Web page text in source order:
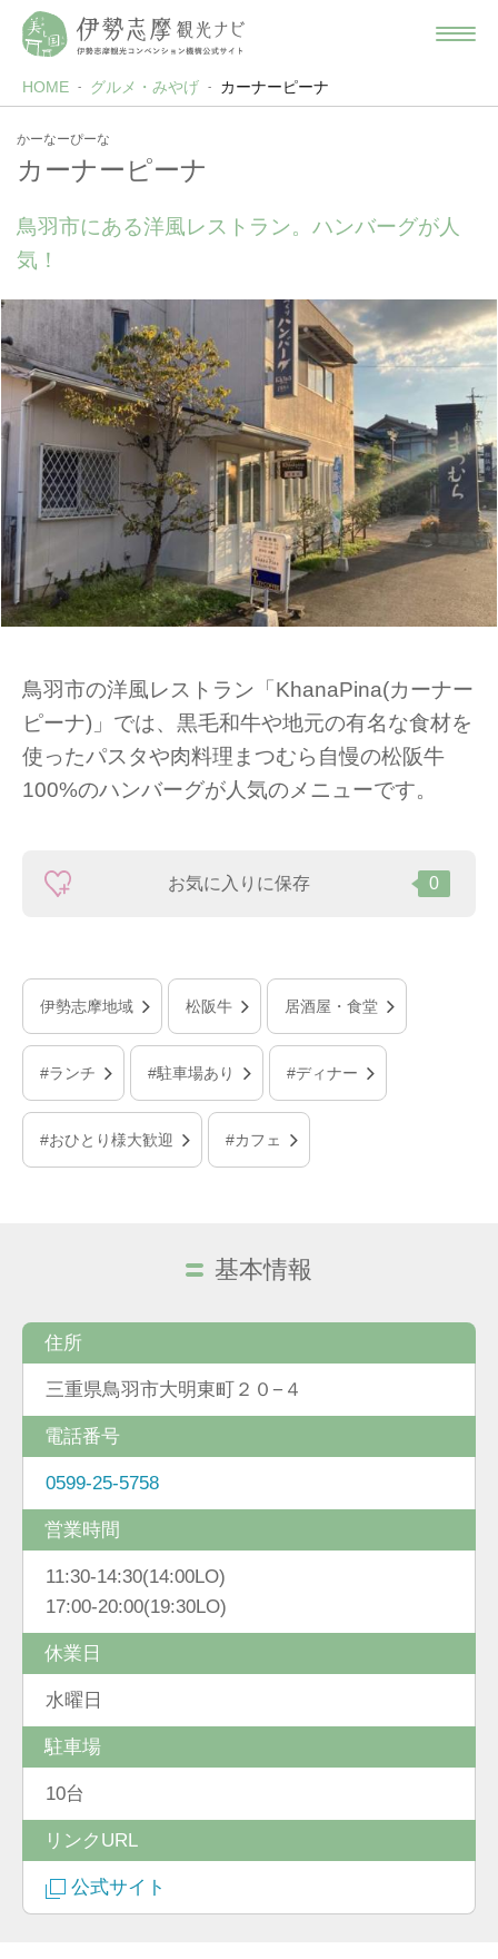
HOME グルメ・みやげ カーナーピーナ
かーなーぴーな
カーナーピーナ
鳥羽市にある洋風レストラン。ハンバーグが人
気！
鳥羽市の洋風レストラン「KhanaPina(カーナー
ピーナ)」では、黒毛和牛や地元の有名な食材を
使ったパスタや肉料理まつむら自慢の松阪牛
100%のハンバーグが人気のメニューです。
お気に入りに保存 0
伊勢志摩地域 松阪牛 居酒屋・食堂
#ランチ #駐車場あり #ディナー
#おひとり様大歓迎 #カフェ
基本情報
住所
三重県鳥羽市大明東町２０−４
電話番号
0599-25-5758
営業時間
11:30-14:30(14:00LO)
17:00-20:00(19:30LO)
休業日
水曜日
駐車場
10台
リンクURL
公式サイト